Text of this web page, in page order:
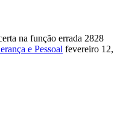
na função errada 2828
e Pessoal fevereiro 12,